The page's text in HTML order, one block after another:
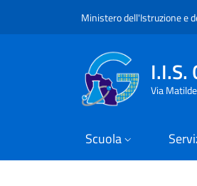
Ministero dell'Istruzione e
I.I.S.
Via
Scuola